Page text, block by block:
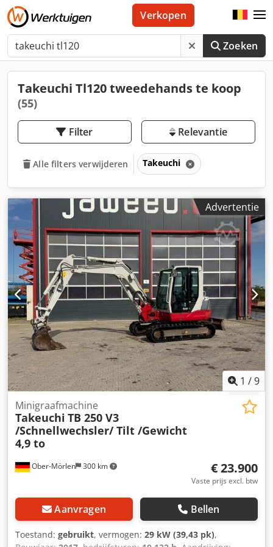
Zoeken
Verkopen
Takeuchi Tl120 tweedehands te koop
(55)
Filter Relevantie
Alle filters verwijderen Takeuchi
Advertentie
1 /9
Ober-Mörlen 300 km
Minigraafmachine
Takeuchi TB 250 V3
/Schnellwechsler/ Tilt /Gewicht
4,9 to
€ 23.900
Vaste prijs excl. btw
Aanvragen Bellen
Toestand: gebruikt, vermogen: 29 kW (39,43 pk),